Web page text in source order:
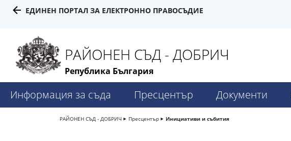
ЕДИНЕН ПОРТАЛ ЗА ЕЛЕКТРОННО ПРАВОСЪДИЕ
РАЙОНЕН СЪД - ДОБРИЧ
Република България
Информация за съда Пресцентър Документи
РАЙОНЕН СЪД - ДОБРИЧ Пресцентър Инициативи и събития